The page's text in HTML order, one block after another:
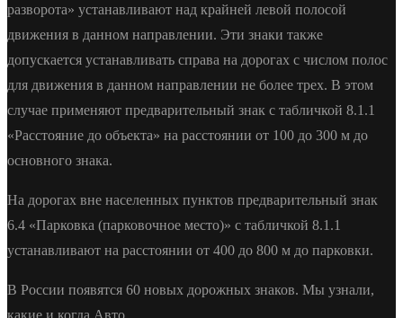
разворота» устанавливают над крайней левой полосой
движения в данном направлении. Эти знаки также
допускается устанавливать справа на дорогах с числом полос
для движения в данном направлении не более трех. В этом
случае применяют предварительный знак с табличкой 8.1.1
«Расстояние до объекта» на расстоянии от 100 до 300 м до
основного знака.
На дорогах вне населенных пунктов предварительный знак
6.4 «Парковка (парковочное место)» с табличкой 8.1.1
устанавливают на расстоянии от 400 до 800 м до парковки.
В России появятся 60 новых дорожных знаков. Мы узнали,
какие и когда Авто